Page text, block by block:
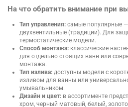
На что обратить внимание при
Тип управления: самые популярные
двухвентильные (традиции). Для
термостатические модели.
Способ монтажа: классические
для отдельно стоящих ванн или
монтажа.
Тип излива: доступны модели с
изливом для ванны или
умывальником.
Дизайн и цвет: в ассортименте
хром, черный матовый, белый,